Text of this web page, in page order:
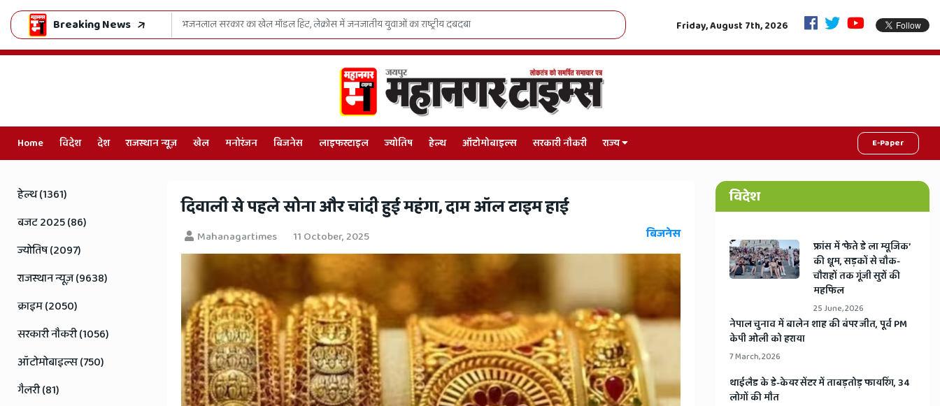
Breaking News भजनलाल सरकार का खेल मॉडल हिट, लेक्रोस में जनजातीय युवाओं का राष्ट्रीय दबदबा जीवनदान की महाक्रांति: एक फैसले से रोशन होंगी 9 जिंदगियां, राजस्थान में शुरू हुआ
Friday, August 7th, 2026
Home विदेश देश राजस्थान न्यूज़ खेल मनोरंजन बिजनेस लाइफस्टाइल ज्योतिष हेल्थ ऑटोमोबाइल्स सरकारी नौकरी राज्य E-Paper
Hindi
News,
Hindi
Samachar,
Jaipur
Rajasthan
News
दिवाली से पहले सोना और चांदी हुई महंगा, दाम ऑल टाइम हाई
Mahanagartimes 11 October, 2025 बिजनेस
हेल्थ (1361)
बजट 2025 (86)
ज्योतिष (2097)
राजस्थान न्यूज़ (9638)
क्राइम (2050)
सरकारी नौकरी (1056)
ऑटोमोबाइल्स (750)
गैलरी (81)
विदेश
​फ्रांस में ‘फेते डे ला म्यूजिक’
की धूम, सड़कों से चौक-
चौराहों तक गूंजी सुरों की
महफिल
25 June, 2026
​नेपाल चुनाव में बालेन शाह की बंपर जीत, पूर्व PM
केपी ओली को हराया
7 March, 2026
​थाईलैड के डे-केयर सेंटर में ताबड़तोड़ फायरिंग, 34
लोगों की मौत